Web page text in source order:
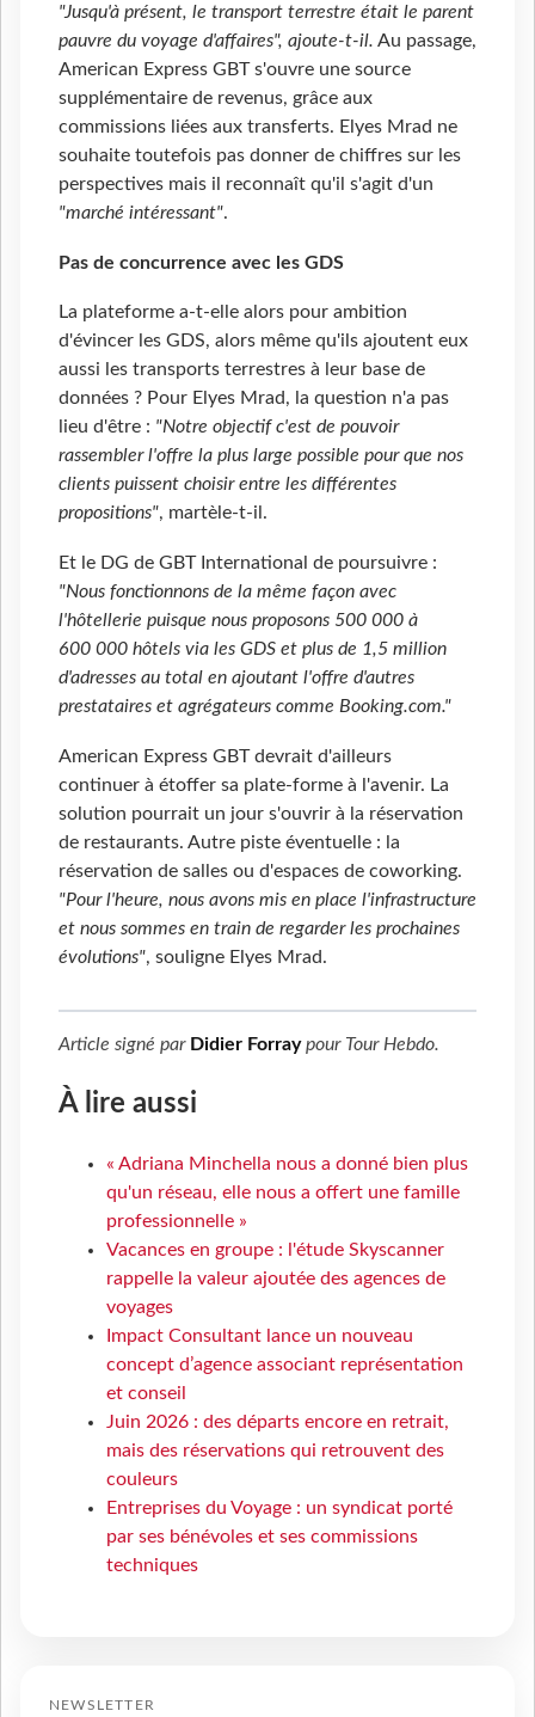
"Jusqu'à présent, le transport terrestre était le parent
pauvre du voyage d'affaires", ajoute-t-il. Au passage,
American Express GBT s'ouvre une source
supplémentaire de revenus, grâce aux
commissions liées aux transferts. Elyes Mrad ne
souhaite toutefois pas donner de chiffres sur les
perspectives mais il reconnaît qu'il s'agit d'un
"marché intéressant".
Pas de concurrence avec les GDS
La plateforme a-t-elle alors pour ambition
d'évincer les GDS, alors même qu'ils ajoutent eux
aussi les transports terrestres à leur base de
données ? Pour Elyes Mrad, la question n'a pas
lieu d'être : "Notre objectif c'est de pouvoir
rassembler l'offre la plus large possible pour que nos
clients puissent choisir entre les différentes
propositions", martèle-t-il.
Et le DG de GBT International de poursuivre :
"Nous fonctionnons de la même façon avec
l'hôtellerie puisque nous proposons 500 000 à
600 000 hôtels via les GDS et plus de 1,5 million
d'adresses au total en ajoutant l'offre d'autres
prestataires et agrégateurs comme Booking.com."
American Express GBT devrait d'ailleurs
continuer à étoffer sa plate-forme à l'avenir. La
solution pourrait un jour s'ouvrir à la réservation
de restaurants. Autre piste éventuelle : la
réservation de salles ou d'espaces de coworking.
"Pour l'heure, nous avons mis en place l'infrastructure
et nous sommes en train de regarder les prochaines
évolutions", souligne Elyes Mrad.
Article signé par Didier Forraypour Tour Hebdo.
À lire aussi
« Adriana Minchella nous a donné bien plus
qu'un réseau, elle nous a offert une famille
professionnelle »
Vacances en groupe : l'étude Skyscanner
rappelle la valeur ajoutée des agences de
voyages
Impact Consultant lance un nouveau
concept d’agence associant représentation
et conseil
Juin 2026 : des départs encore en retrait,
mais des réservations qui retrouvent des
couleurs
Entreprises du Voyage : un syndicat porté
par ses bénévoles et ses commissions
techniques
NEWSLETTER